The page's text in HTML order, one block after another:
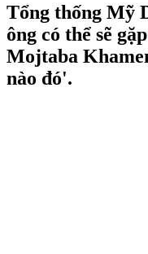
Tổng thống Mỹ
ông có thể sẽ
Mojtaba
nào đó'.